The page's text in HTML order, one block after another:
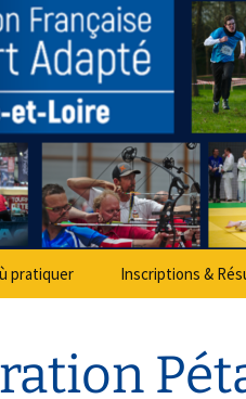
pratiquer Inscriptions &